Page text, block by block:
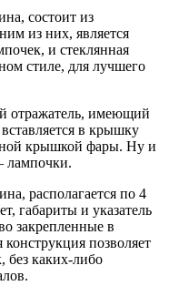
состоит из
из них, является
и стеклянная
стиле, для лучшего
отражатель, имеющий
в крышку
крышкой фары. Ну и
лампочки.
располагается по 4
габариты и указатель
закрепленные в
позволяет
без каких-либо